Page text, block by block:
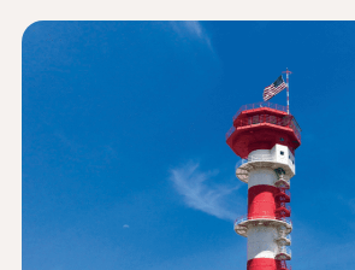
为 NHD 学生提供建议
关于 NHD